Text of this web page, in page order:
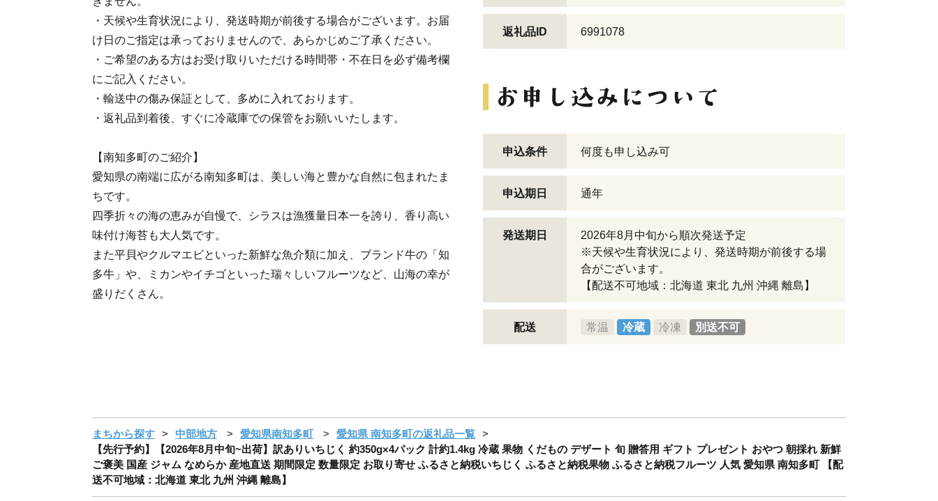
・天候や生育状況により、発送時期が前後する場合がございます。お届
け日のご指定は承っておりませんので、あらかじめご了承ください。
・ご希望のある方はお受け取りいただける時間帯・不在日を必ず備考欄
にご記入ください。
・輸送中の傷み保証として、多めに入れております。
・返礼品到着後、すぐに冷蔵庫での保管をお願いいたします。
【南知多町のご紹介】
愛知県の南端に広がる南知多町は、美しい海と豊かな自然に包まれたま
ちです。
四季折々の海の恵みが自慢で、シラスは漁獲量日本一を誇り、香り高い
味付け海苔も大人気です。
また平貝やクルマエビといった新鮮な魚介類に加え、ブランド牛の「知
多牛」や、ミカンやイチゴといった瑞々しいフルーツなど、山海の幸が
盛りだくさん。
返礼品ID 6991078
申込条件 何度も申し込み可
申込期日 通年
発送期日
2026年8月中旬から順次発送予定
※天候や生育状況により、発送時期が前後する場
合がございます。
【配送不可地域：北海道 東北 九州 沖縄 離島】
配送 常温 冷蔵 冷凍 別送不可
まちから探す 中部地方 愛知県南知多町
愛知県 南知多町の返礼品一覧
【先行予約】【2026年8月中旬~出荷】訳ありいちじく 約350g×4パック 計約1.4kg 冷蔵 果物 くだもの デザート 旬 贈答用 ギフト プレゼント おやつ 朝採れ 新鮮
ご褒美 国産 ジャム なめらか 産地直送 期間限定 数量限定 お取り寄せ ふるさと納税いちじく ふるさと納税果物 ふるさと納税フルーツ 人気 愛知県 南知多町 【配
送不可地域：北海道 東北 九州 沖縄 離島】